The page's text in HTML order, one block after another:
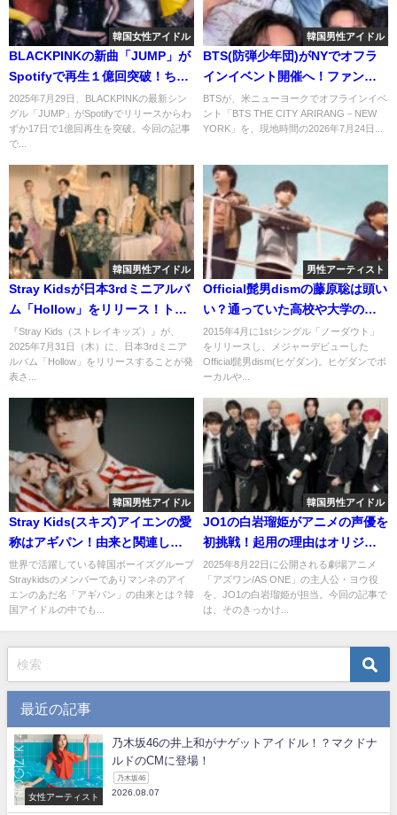
韓国女性アイドル
BLACKPINKの新曲「JUMP」が
Spotifyで再生１億回突破！ちな
みに他の曲は？
2025年7月29日、BLACKPINKの最新シン
グル「JUMP」がSpotifyでリリースからわ
ずか17日で1億回再生を突破。今回の記事
で...
韓国男性アイドル
BTS(防弾少年団)がNYでオフラ
インイベント開催へ！ファンの
反応は？
BTSが、米ニューヨークでオフラインイベ
ント「BTS THE CITY ARIRANG－NEW
YORK」を、現地時間の2026年7月24日...
韓国男性アイドル
Stray Kidsが日本3rdミニアルバ
ム「Hollow」をリリース！トラ
ックリストを公開も！
『Stray Kids（ストレイキッズ）』が、
2025年7月31日（木）に、日本3rdミニア
ルバム「Hollow」をリリースすることが発
表さ...
男性アーティスト
Official髭男dismの藤原聡は頭い
い？通っていた高校や大学の学
部まで詳しくご紹介！
2015年4月に1stシングル「ノーダウト」
をリリースし、メジャーデビューした
Official髭男dism(ヒゲダン)。ヒゲダンでボ
ーカルや...
韓国男性アイドル
Stray Kids(スキズ)アイエンの愛
称はアギパン！由来と関連した
マンネについても解説！
世界で活躍している韓国ボーイズグループ
Straykidsのメンバーでありマンネのアイ
エンのあだ名「アギパン」の由来とは？韓
国アイドルの中でも...
韓国男性アイドル
JO1の白岩瑠姫がアニメの声優を
初挑戦！起用の理由はオリジナ
ル曲？
2025年8月22日に公開される劇場アニメ
「アズワン/AS ONE」の主人公・ヨウ役
を、JO1の白岩瑠姫が担当。今回の記事で
は、そのきっかけ...
最近の記事
女性アーティスト
乃木坂46の井上和がナゲットアイドル！？マクドナ
ルドのCMに登場！
乃木坂46
2026.08.07